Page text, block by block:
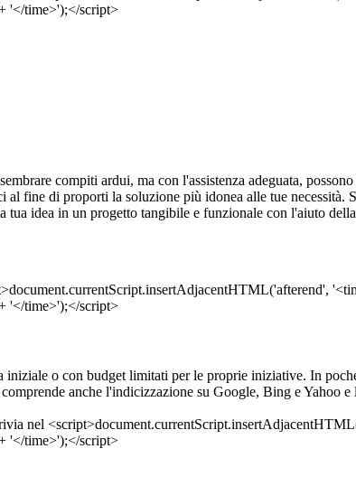
compiti ardui, ma con l'assistenza adeguata,
fine di proporti la soluzione più idonea alle tue necessità.
idea in un progetto tangibile e funzionale con l'aiuto
o con budget limitati per le proprie iniziative. In
anche l'indicizzazione su Google, Bing e Yahoo